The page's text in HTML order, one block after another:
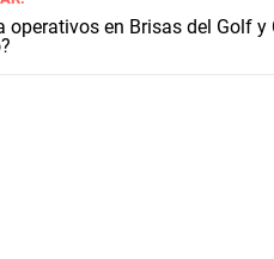
operativos en Brisas del Golf y